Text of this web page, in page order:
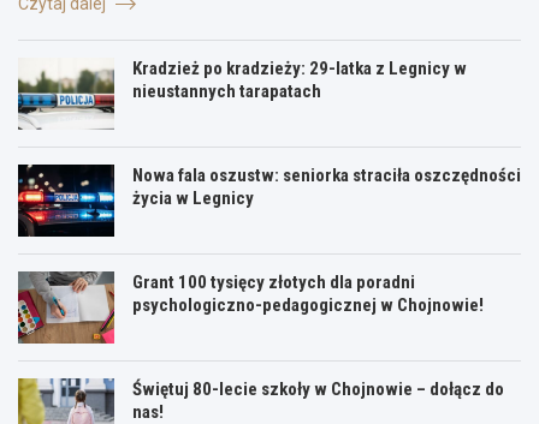
Kradzież po kradzieży: 29-latka z Legnicy w
nieustannych tarapatach
Nowa fala oszustw: seniorka straciła oszczędności
życia w Legnicy
Grant 100 tysięcy złotych dla poradni
psychologiczno-pedagogicznej w Chojnowie!
Świętuj 80-lecie szkoły w Chojnowie – dołącz do
nas!